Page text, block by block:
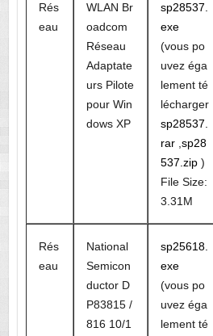
Rés
eau
WLAN Br
oadcom
Réseau
Adaptate
urs Pilote
pour Win
dows XP
sp28537.
exe
(vous po
uvez éga
lement té
lécharger
sp28537.
rar, sp28
537.zip)
File Size:
3.31M
Rés
eau
National
Semicon
ductor D
P83815 /
816 10/1
sp25618.
exe
(vous po
uvez éga
lement té